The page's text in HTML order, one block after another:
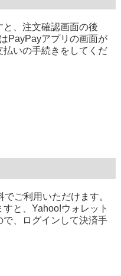
、注文確認画面の後
PayPayアプリの画面が
いの手続きをしてくだ
ご利用いただけます。
と、Yahoo!ウォレット
、ログインして決済手